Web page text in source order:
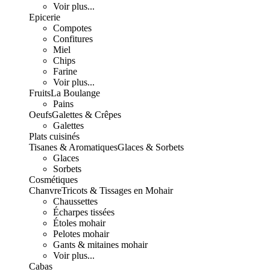
Voir plus...
Epicerie
Compotes
Confitures
Miel
Chips
Farine
Voir plus...
FruitsLa Boulange
Pains
OeufsGalettes & Crêpes
Galettes
Plats cuisinés
Tisanes & AromatiquesGlaces & Sorbets
Glaces
Sorbets
Cosmétiques
ChanvreTricots & Tissages en Mohair
Chaussettes
Écharpes tissées
Étoles mohair
Pelotes mohair
Gants & mitaines mohair
Voir plus...
Cabas